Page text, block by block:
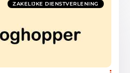
ZAKELIJKE DIENSTVERLENING